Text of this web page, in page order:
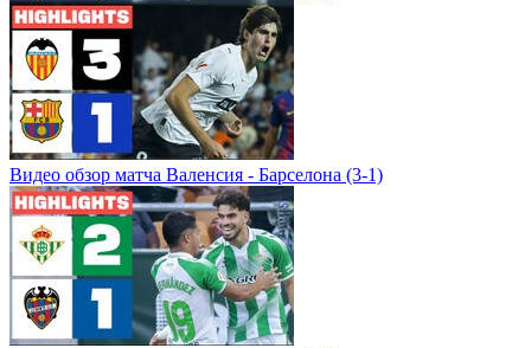
Видео обзор матча Валенсия - Барселона (3-1)